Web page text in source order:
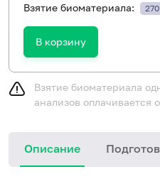
Взятие биоматериала:
В корзину
Взятие биоматериала
анализов оплачивается
Описание